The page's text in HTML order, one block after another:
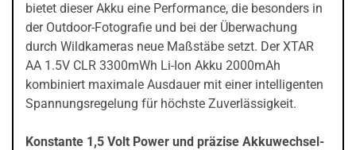
bietet dieser Akku eine Performance, die besonders in
der Outdoor-Fotografie und bei der Überwachung
durch Wildkameras neue Maßstäbe setzt. Der XTAR
AA 1.5V CLR 3300mWh Li-Ion Akku 2000mAh
kombiniert maximale Ausdauer mit einer intelligenten
Spannungsregelung für höchste Zuverlässigkeit.
Konstante 1,5 Volt Power und präzise Akkuwechsel-